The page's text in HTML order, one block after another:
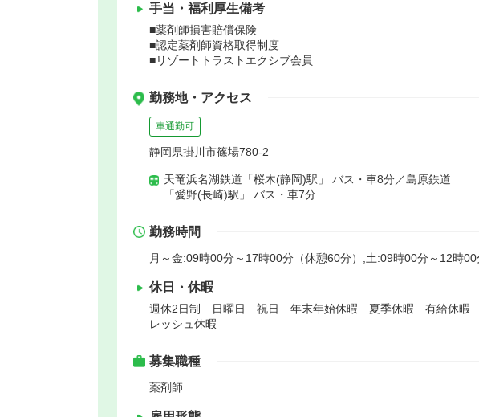
手当・福利厚生備考
■薬剤師損害賠償保険
■認定薬剤師資格取得制度
■リゾートトラストエクシブ会員
勤務地・アクセス
車通勤可
静岡県掛川市篠場780-2
天竜浜名湖鉄道「桜木(静岡)駅」 バス・車8分／島原鉄道
「愛野(長崎)駅」 バス・車7分
勤務時間
月～金:09時00分～17時00分（休憩60分）,土:09時00分～12時00
休日・休暇
週休2日制 日曜日 祝日 年末年始休暇 夏季休暇 有給休暇
レッシュ休暇
募集職種
薬剤師